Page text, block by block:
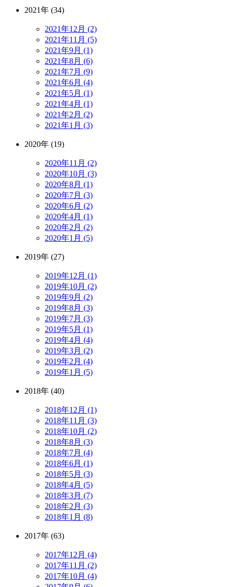
2021年 (34)
2021年12月 (2)
2021年11月 (5)
2021年9月 (1)
2021年8月 (6)
2021年7月 (9)
2021年6月 (4)
2021年5月 (1)
2021年4月 (1)
2021年2月 (2)
2021年1月 (3)
2020年 (19)
2020年11月 (2)
2020年10月 (3)
2020年8月 (1)
2020年7月 (3)
2020年6月 (2)
2020年4月 (1)
2020年2月 (2)
2020年1月 (5)
2019年 (27)
2019年12月 (1)
2019年10月 (2)
2019年9月 (2)
2019年8月 (3)
2019年7月 (3)
2019年5月 (1)
2019年4月 (4)
2019年3月 (2)
2019年2月 (4)
2019年1月 (5)
2018年 (40)
2018年12月 (1)
2018年11月 (3)
2018年10月 (2)
2018年8月 (3)
2018年7月 (4)
2018年6月 (1)
2018年5月 (3)
2018年4月 (5)
2018年3月 (7)
2018年2月 (3)
2018年1月 (8)
2017年 (63)
2017年12月 (4)
2017年11月 (2)
2017年10月 (4)